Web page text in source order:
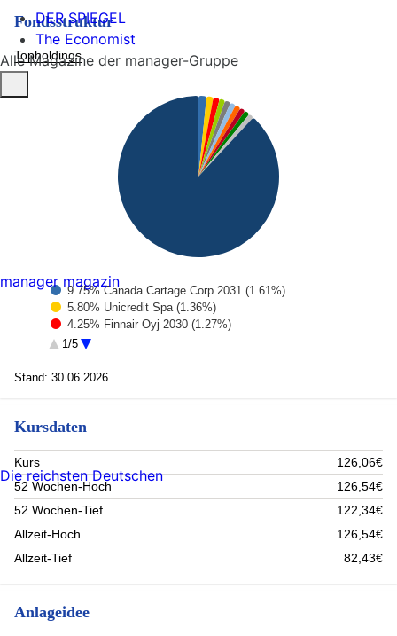
Fondsstruktur
Topholdings
9.75% Canada Cartage Corp 2031 (1.61%)
5.80% Unicredit Spa (1.36%)
4.25% Finnair Oyj 2030 (1.27%)
8.73% Duran Life Science Holding Gmbh 2030 (1.16%)
7.00% Endeavour Mining Plc 2030 (1.12%)
6.75% Topsoe A/S 3024 (1.05%)
1/5
Stand: 30.06.2026
Kursdaten
Kurs
126,06€
52 Wochen-Hoch
126,54€
52 Wochen-Tief
122,34€
Allzeit-Hoch
126,54€
Allzeit-Tief
82,43€
Anlageidee
DER SPIEGEL
The Economist
Alle Magazine der manager-Gruppe
manager magazin
Die reichsten Deutschen